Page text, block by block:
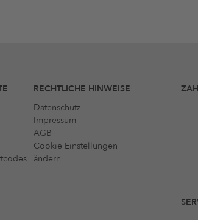
RECHTLICHE HINWEISE
Datenschutz
Impressum
AGB
Cookie Einstellungen
ändern